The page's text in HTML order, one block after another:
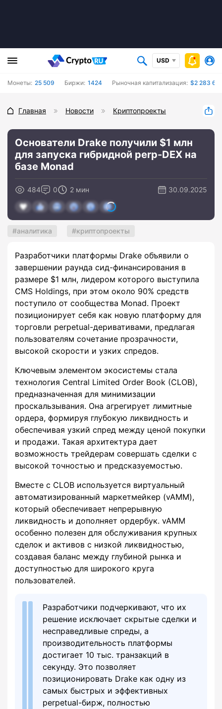
USD
Монеты: 25 509 Биржи: 1424 Рыночная капитализация: $2 283
Главная Новости Криптопроекты
Основатели Drake получили $1 млн
для запуска гибридной perp-DEX на
базе Monad
484 0 2 мин 30.09.2025
аналитика криптопроекты
Разработчики платформы Drake объявили о
завершении раунда сид-финансирования в
размере $1 млн, лидером которого выступила
CMS Holdings, при этом около 90% средств
поступило от сообщества Monad. Проект
позиционирует себя как новую платформу для
торговли perpetual-деривативами, предлагая
пользователям сочетание прозрачности,
высокой скорости и узких спредов.
Ключевым элементом экосистемы стала
технология Central Limited Order Book (CLOB),
предназначенная для минимизации
проскальзывания. Она агрегирует лимитные
ордера, формируя глубокую ликвидность и
обеспечивая узкий спред между ценой покупки
и продажи. Такая архитектура дает
возможность трейдерам совершать сделки с
высокой точностью и предсказуемостью.
Вместе с CLOB используется виртуальный
автоматизированный маркетмейкер (vAMM),
который обеспечивает непрерывную
ликвидность и дополняет ордербук. vAMM
особенно полезен для обслуживания крупных
сделок и активов с низкой ликвидностью,
создавая баланс между глубиной рынка и
доступностью для широкого круга
пользователей.
Разработчики подчеркивают, что их
решение исключает скрытые сделки и
несправедливые спреды, а
производительность платформы
достигает 10 тыс. транзакций в
секунду. Это позволяет
позиционировать Drake как одну из
самых быстрых и эффективных
perpetual-бирж, полностью